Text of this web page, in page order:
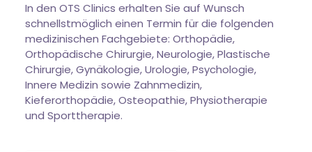
In den OTS Clinics erhalten Sie auf Wunsch
schnellstmöglich einen Termin für die folgenden
medizinischen Fachgebiete: Orthopädie,
Orthopädische Chirurgie, Neurologie, Plastische
Chirurgie, Gynäkologie, Urologie, Psychologie,
Innere Medizin sowie Zahnmedizin,
Kieferorthopädie, Osteopathie, Physiotherapie
und Sporttherapie.